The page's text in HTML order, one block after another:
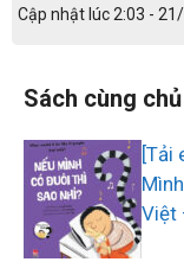
Cập nhật lúc 2:03 -
Sách cùng
[Tải
Việt